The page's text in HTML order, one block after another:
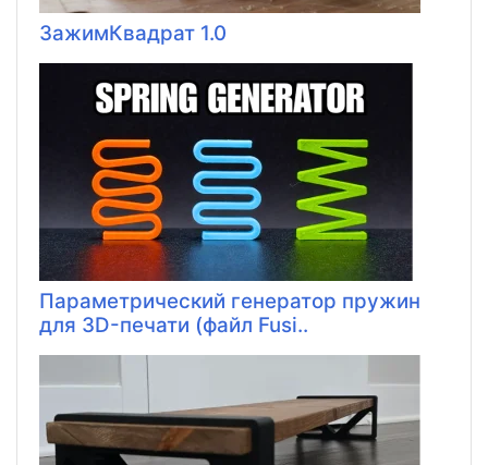
ЗажимКвадрат 1.0
Параметрический генератор пружин
для 3D-печати (файл Fusi..